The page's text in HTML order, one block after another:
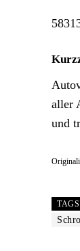
aller
und
TAGS